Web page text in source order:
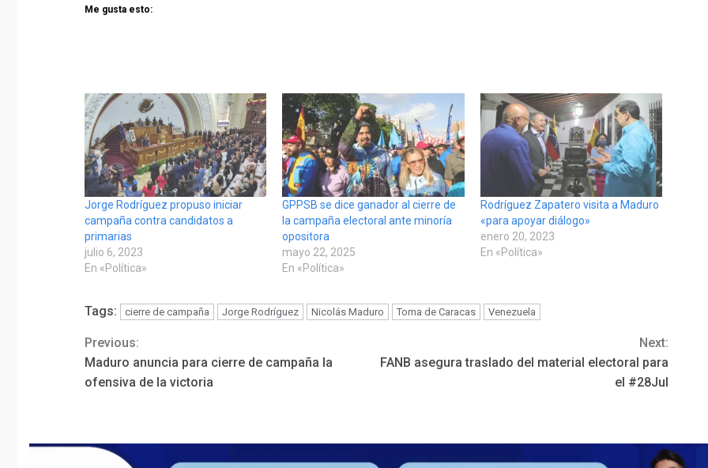
Me gusta esto:
Jorge Rodríguez propuso iniciar
campaña contra candidatos a
primarias
julio 6, 2023
En «Política»
GPPSB se dice ganador al cierre de
la campaña electoral ante minoría
opositora
mayo 22, 2025
En «Política»
Rodríguez Zapatero visita a Maduro
«para apoyar diálogo»
enero 20, 2023
En «Política»
Tags: cierre de campaña Jorge Rodríguez Nicolás Maduro Toma de Caracas Venezuela
Continue
Reading
Previous:
Maduro anuncia para cierre de campaña la
ofensiva de la victoria
Next:
FANB asegura traslado del material electoral para
el #28Jul